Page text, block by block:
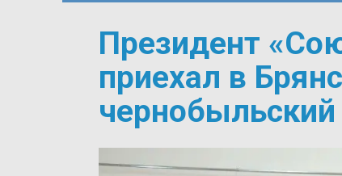
Президент
приехал в
чернобыльский